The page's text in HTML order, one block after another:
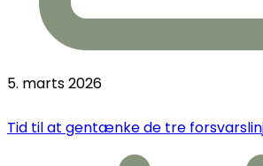
5. marts 2026
Tid til at gentænke de tre